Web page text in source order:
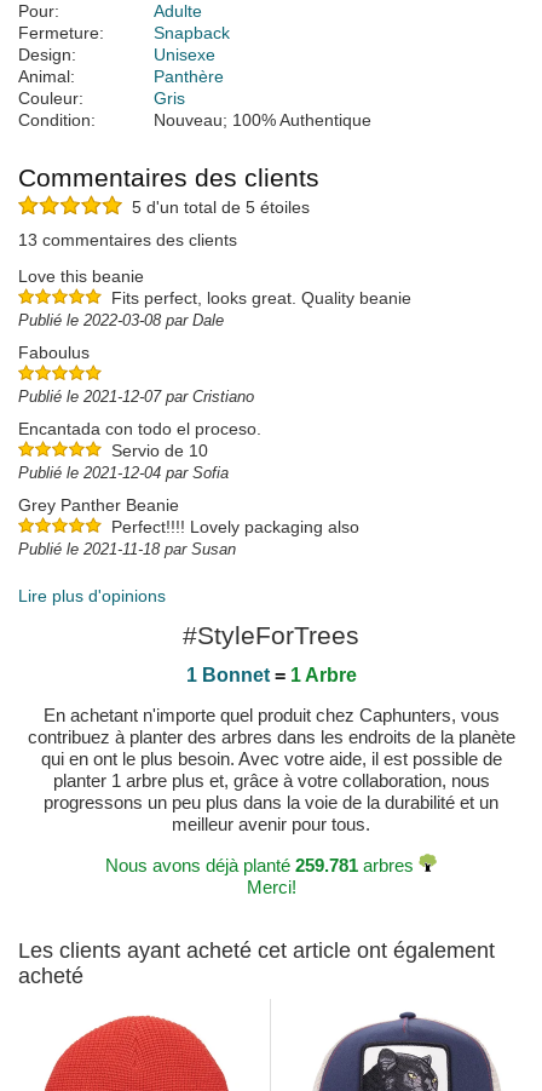
Pour:
Adulte
Fermeture:
Snapback
Design:
Unisexe
Animal:
Panthère
Couleur:
Gris
Condition:
Nouveau; 100% Authentique
Commentaires des clients
5 d'un total de 5 étoiles
13 commentaires des clients
Love this beanie
Fits perfect, looks great. Quality beanie
Publié le 2022-03-08 par Dale
Faboulus
Publié le 2021-12-07 par Cristiano
Encantada con todo el proceso.
Servio de 10
Publié le 2021-12-04 par Sofia
Grey Panther Beanie
Perfect!!!! Lovely packaging also
Publié le 2021-11-18 par Susan
Lire plus d'opinions
#StyleForTrees
1 Bonnet= 1 Arbre
En achetant n'importe quel produit chez Caphunters, vous
contribuez à planter des arbres dans les endroits de la planète
qui en ont le plus besoin. Avec votre aide, il est possible de
planter 1 arbre plus et, grâce à votre collaboration, nous
progressons un peu plus dans la voie de la durabilité et un
meilleur avenir pour tous.
Nous avons déjà planté 259.781 arbres
Merci!
Les clients ayant acheté cet article ont également
acheté